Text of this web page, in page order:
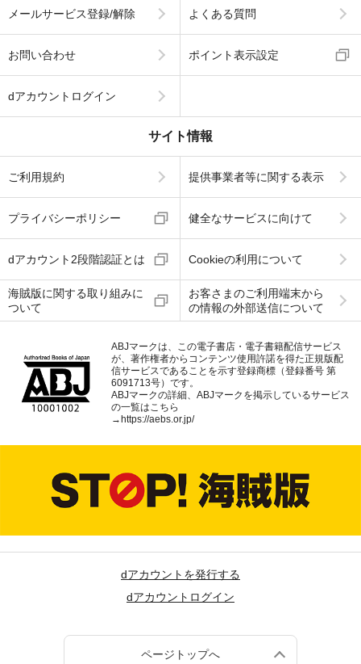
メールサービス登録/解除 よくある質問
お問い合わせ ポイント表示設定
dアカウントログイン
サイト情報
ご利用規約 提供事業者等に関する表示
プライバシーポリシー 健全なサービスに向けて
dアカウント2段階認証とは Cookieの利用について
海賊版に関する取り組みに
ついて
お客さまのご利用端末から
の情報の外部送信について
ABJマークは、この電子書店・電子書籍配信サービス
が、著作権者からコンテンツ使用許諾を得た正規版配
信サービスであることを示す登録商標（登録番号 第
6091713号）です。
ABJマークの詳細、ABJマークを掲示しているサービス
の一覧はこちら
→ https://aebs.or.jp/
dアカウントを発行する
dアカウントログイン
ページトップへ